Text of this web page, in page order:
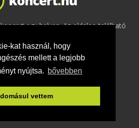
kat használ, hogy
mellett a legjobb
nyújtsa. bővebben
vettem
egy helyen. Az oldalon található
-ÁSZF-Felhasználási
- Kapcsolat és üzenet küldés